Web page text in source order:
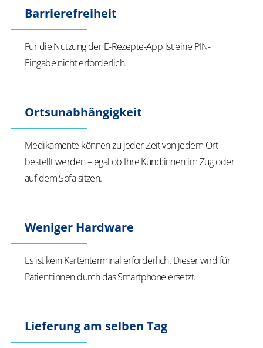
Barrierefreiheit
Für die Nutzung der E-Rezepte-App ist eine PIN-
Eingabe nicht erforderlich.
Ortsunabhängigkeit
Medikamente können zu jeder Zeit von jedem Ort
bestellt werden – egal ob Ihre Kund:innen im Zug oder
auf dem Sofa sitzen.
Weniger Hardware
Es ist kein Kartenterminal erforderlich. Dieser wird für
Patient:innen durch das Smartphone ersetzt.
Lieferung am selben Tag